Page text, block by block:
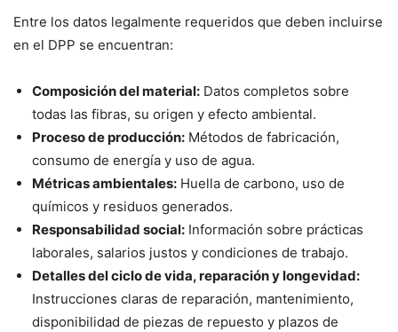
Entre los datos legalmente requeridos que deben incluirse
en el DPP se encuentran:
Composición del material: Datos completos sobre
todas las fibras, su origen y efecto ambiental.
Proceso de producción: Métodos de fabricación,
consumo de energía y uso de agua.
Métricas ambientales: Huella de carbono, uso de
químicos y residuos generados.
Responsabilidad social: Información sobre prácticas
laborales, salarios justos y condiciones de trabajo.
Detalles del ciclo de vida, reparación y longevidad:
Instrucciones claras de reparación, mantenimiento,
disponibilidad de piezas de repuesto y plazos de